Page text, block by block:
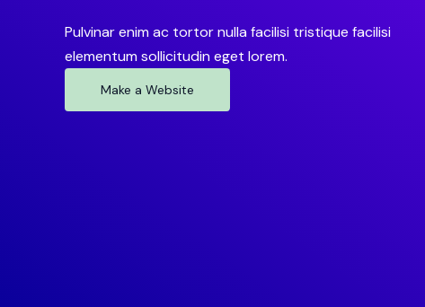
Pulvinar enim ac tortor nulla facilisi tristique facilisi
elementum sollicitudin eget lorem.
Make a Website